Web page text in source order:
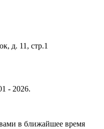
д. 11, стр.1
- 2026.
в ближайшее время